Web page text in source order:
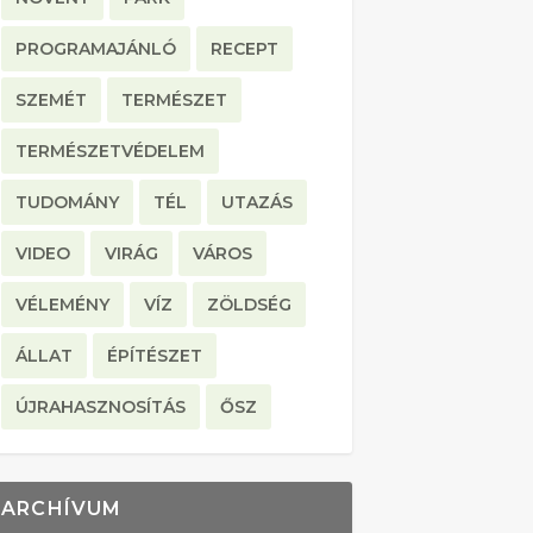
PROGRAMAJÁNLÓ RECEPT
SZEMÉT TERMÉSZET
TERMÉSZETVÉDELEM
TUDOMÁNY TÉL UTAZÁS
VIDEO VIRÁG VÁROS
VÉLEMÉNY VÍZ ZÖLDSÉG
ÁLLAT ÉPÍTÉSZET
ÚJRAHASZNOSÍTÁS ŐSZ
ARCHÍVUM